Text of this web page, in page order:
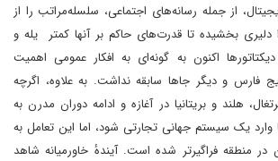
از جمله رسانه‌های اجتماعی، سلسله‌مراتب را از
دلیری بخشیده تا قدرت‌های حاکم بر آنها کمتر یله و
اکنون به گونه‌ای به افکار عمومی اهمیت
فارس و دیگر جاها سابقه نداشت. به علاوه، اگرچه
هلند و بریتانیا در آغازه و ادامه دوران مدرن به
وارد یک سیستم جهانی تجارتی شود، اما این تعامل به
منطقه فراگیرتر شده است. آیندهٔ خاورمیانه شاهد